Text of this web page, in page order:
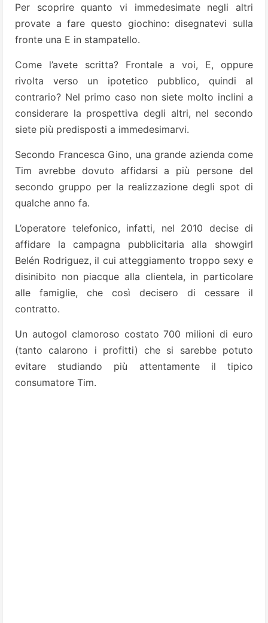
Per scoprire quanto vi immedesimate negli altri
provate a fare questo giochino: disegnatevi sulla
fronte una E in stampatello.
Come l’avete scritta? Frontale a voi, E, oppure
rivolta verso un ipotetico pubblico, quindi al
contrario? Nel primo caso non siete molto inclini a
considerare la prospettiva degli altri, nel secondo
siete più predisposti a immedesimarvi.
Secondo Francesca Gino, una grande azienda come
Tim avrebbe dovuto affidarsi a più persone del
secondo gruppo per la realizzazione degli spot di
qualche anno fa.
L’operatore telefonico, infatti, nel 2010 decise di
affidare la campagna pubblicitaria alla showgirl
Belén Rodriguez, il cui atteggiamento troppo sexy e
disinibito non piacque alla clientela, in particolare
alle famiglie, che così decisero di cessare il
contratto.
Un autogol clamoroso costato 700 milioni di euro
(tanto calarono i profitti) che si sarebbe potuto
evitare studiando più attentamente il tipico
consumatore Tim.